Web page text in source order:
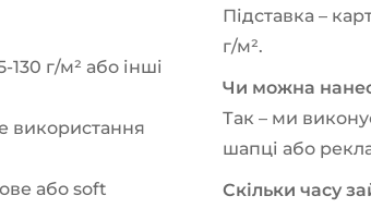
г/м² або інші
використання
або soft
Підставка –
г/м².
Чи можна
Так – ми
шапці або
Скільки часу